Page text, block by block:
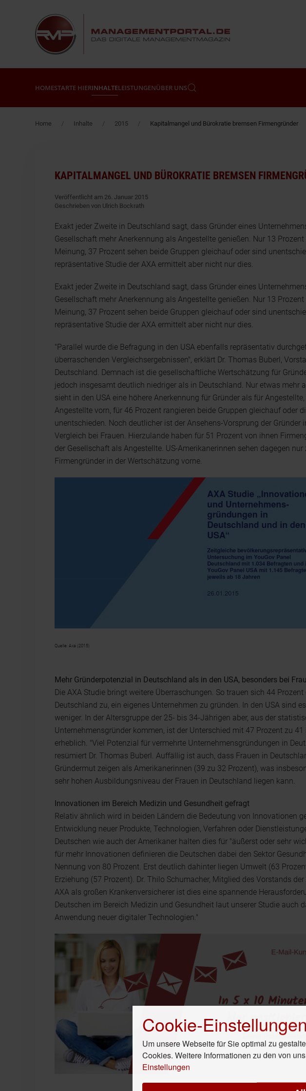
Zum Hauptinhalt springen
HOMESTARTE HIERINHALTELEISTUNGENÜBER UNS
Home Inhalte 2015 Kapitalmangel und Bürokratie bremsen Firmengründer
KAPITALMANGEL UND BÜROKRATIE BREMSEN
Veröffentlicht am 26. Januar 2015
Geschrieben von Ulrich Bockrath
Exakt jeder Zweite in Deutschland sagt, dass Gründer eines
Gesellschaft mehr Anerkennung als Angestellte genießen. Nur 13
Meinung, 37 Prozent sehen beide Gruppen gleichauf oder sind
repräsentative Studie der AXA ermittelt aber nicht nur dies.
Exakt jeder Zweite in Deutschland sagt, dass Gründer eines
Gesellschaft mehr Anerkennung als Angestellte genießen. Nur 13
Meinung, 37 Prozent sehen beide Gruppen gleichauf oder sind
repräsentative Studie der AXA ermittelt aber nicht nur dies.
"Parallel wurde die Befragung in den USA ebenfalls repräsentativ
überraschenden Vergleichsergebnissen", erklärt Dr. Thomas Buberl,
Deutschland. Demnach ist die gesellschaftliche Wertschätzung für
jedoch insgesamt deutlich niedriger als in Deutschland. Nur etwas mehr
sieht in den USA eine höhere Anerkennung für Gründer als für
Angestellte vorn, für 46 Prozent rangieren beide Gruppen gleichauf oder
unentschieden. Noch deutlicher ist der Ansehens-Vorsprung der Gründer
Vergleich bei Frauen. Hierzulande haben für 51 Prozent von ihnen
der Gesellschaft als Angestellte. US-Amerikanerinnen sehen dagegen nur
Firmengründer in der Wertschätzung vorne.
Quelle: Axa (2015)
Mehr Gründerpotenzial in Deutschland als in den USA, besonders bei
Die AXA Studie bringt weitere Überraschungen. So trauen sich 44
Deutschland zu, ein eigenes Unternehmen zu gründen. In den USA sind
weniger. In der Altersgruppe der 25- bis 34-Jährigen aber, aus der
Unternehmensgründer kommen, ist der Unterschied mit 47 Prozent zu 41
erheblich. "Viel Potenzial für vermehrte Unternehmensgründungen in
resümiert Dr. Thomas Buberl. Auffällig ist auch, dass Frauen in
Gründermut zeigen als Amerikanerinnen (39 zu 32 Prozent), was
sehr hohen Ausbildungsniveau der Frauen in Deutschland liegen kann.
Innovationen im Bereich Medizin und Gesundheit gefragt
Relativ ähnlich wird in beiden Ländern die Bedeutung von Innovationen
Entwicklung neuer Produkte, Technologien, Verfahren oder
Deutschen wie auch der Amerikaner halten dies für "äußerst oder sehr
für mehr Innovationen definieren die Deutschen dabei den Sektor
Nennung von 80 Prozent. Erst deutlich dahinter liegen Umwelt (63
Erziehung (57 Prozent). Dr. Thilo Schumacher, Mitglied des Vorstands
AXA als großen Krankenversicherer ist dies eine spannende
Deutschen im Bereich Medizin und Gesundheit laut unserer Studie auch
Anwendung neuer digitaler Technologien."
Cookie-Einstellungen
Um unsere Webseite für Sie optimal zu
Cookies. Weitere Informationen zu den von
Einstellungen